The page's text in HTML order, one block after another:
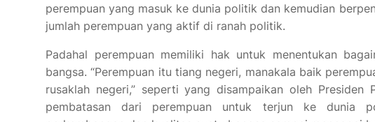
perempuan yang masuk ke dunia politik dan kemudian
jumlah perempuan yang aktif di ranah politik.
Padahal perempuan memiliki hak untuk menentukan
bangsa. “Perempuan itu tiang negeri, manakala baik
rusaklah negeri,” seperti yang disampaikan oleh
pembatasan dari perempuan untuk terjun ke dunia